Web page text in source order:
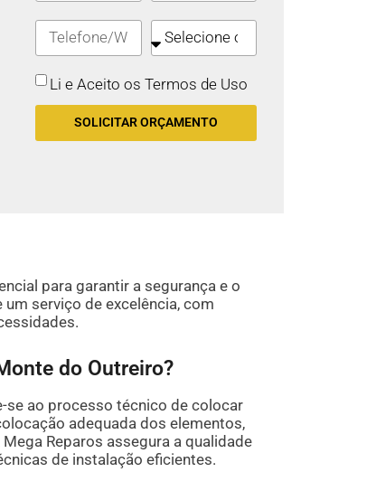
Li e Aceito os Termos de Uso
SOLICITAR ORÇAMENTO
para garantir a segurança e o
serviço de excelência, com
do Outreiro?
se ao processo técnico de colocar
adequada dos elementos,
Reparos assegura a qualidade
de instalação eficientes.